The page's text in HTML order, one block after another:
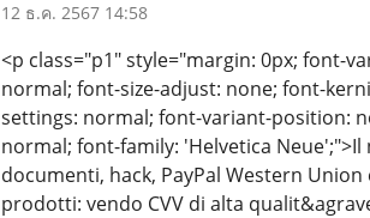
12 ธ.ค. 2567 14:58
<p class="p1" style="margin: 0px; font-
normal; font-size-adjust: none; font-
settings: normal; font-variant-position:
normal; font-family: 'Helvetica
documenti, hack, PayPal Western
prodotti: vendo CVV di alta